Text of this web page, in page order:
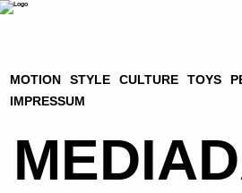
MOTION STYLE CULTURE TOYS
IMPRESSUM